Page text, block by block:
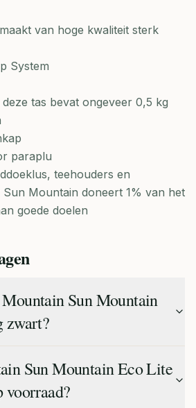
van hoge kwaliteit sterk
System
tas bevat ongeveer 0,5 kg
paraplu
teehouders en
Mountain doneert 1% van het
goede doelen
Sun Mountain
zwart?
Sun Mountain Eco Lite
voorraad?